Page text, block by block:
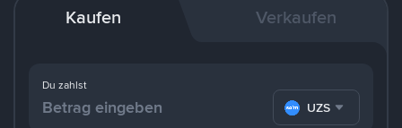
Kaufen Verkaufen
Du zahlst
UZS